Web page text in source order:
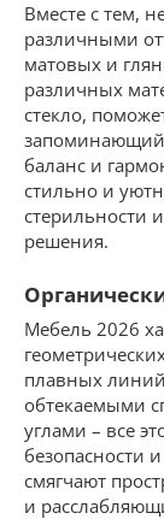
Вместе с тем,
различными
матовых и
различных
стекло,
баланс и
стильно и
стерильности
решения.
Мебель 2026
плавных
обтекаемыми
углами – все
безопасности
смягчают
и